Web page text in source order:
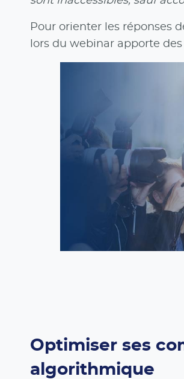
Pour orienter les réponses
lors du webinar apporte
Optimiser ses
algorithmique